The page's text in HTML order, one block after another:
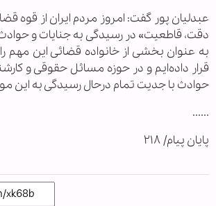
عبدلیان پور گفت: امروز مردم ایران از قوه
دقت، قاطعیت» در رسیدگی به جنایات و حوادث
به عنوان بخشی از خانواده قضائی این مهم
قرار داده‌ایم و در حوزه مسائل حقوقی و
حوادث با جدیت تمام درحال رسیدگی به
......
پایان پیام/ ۲۱۸